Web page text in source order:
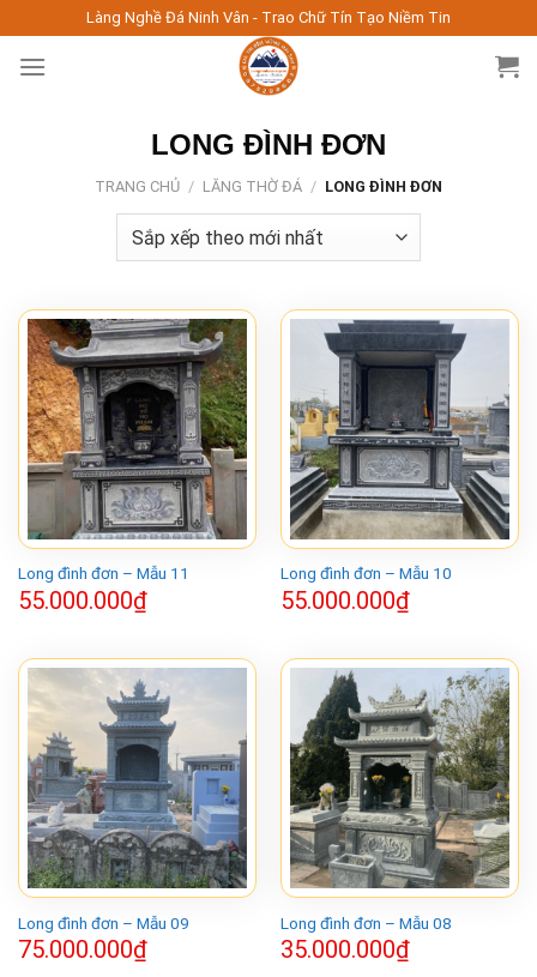
to
content
Làng Nghề Đá Ninh Vân - Trao Chữ Tín Tạo Niềm Tin
LONG ĐÌNH ĐƠN
TRANG CHỦ / LĂNG THỜ ĐÁ / LONG ĐÌNH ĐƠN
Long đình đơn – Mẫu 11
55.000.000₫
Long đình đơn – Mẫu 10
55.000.000₫
Long đình đơn – Mẫu 09
75.000.000₫
Long đình đơn – Mẫu 08
35.000.000₫